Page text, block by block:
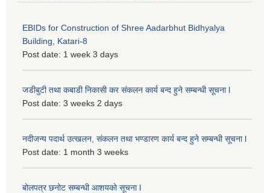
EBIDs for Construction of Shree Aadarbhut Bidhyalya
Building, Katari-8
Post date: 1 week 3 days
जडीबुटी तथा कबाडी निकासी कर संकलन कार्य बन्द हुने सम्बन्धी सूचना l
Post date: 3 weeks 2 days
नदीजन्य पदार्थ उत्खलन, संकलन तथा भण्डारण कार्य बन्द हुने सम्बन्धी सूचना l
Post date: 1 month 3 weeks
बोलपत्र छनोट सम्बन्धी आशयको सूचना l